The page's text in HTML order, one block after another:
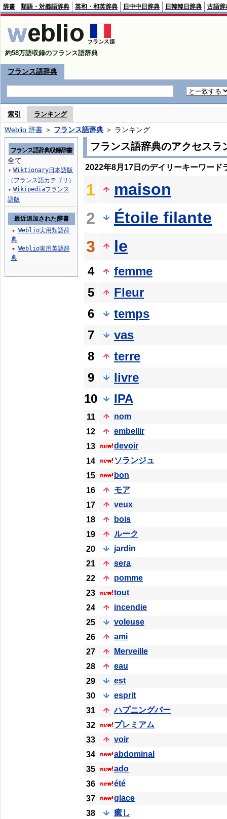
辞書 類語・対義語辞典 英和・和英辞典 日中中日辞典 日韓韓日辞典 古語辞
約58万語収録のフランス語辞典
フランス語辞典
索引 ランキング
Weblio 辞書 ＞ フランス語辞典 ＞ ランキング
フランス語辞典のアクセスラ
2022年8月17日のデイリーキーワード
1
maison
2
Étoile filante
3
le
4
femme
5
Fleur
6
temps
7
vas
8
terre
9
livre
10
IPA
11
nom
12
embellir
13
devoir
14
ソランジュ
15
bon
16
モア
17
veux
18
bois
19
ルーク
20
jardin
21
sera
22
pomme
23
tout
24
incendie
25
voleuse
26
ami
27
Merveille
28
eau
29
est
30
esprit
31
ハプニングバー
32
プレミアム
33
voir
34
abdominal
35
ado
36
été
37
glace
38
癒し
フランス語辞典収録辞書
全て
▼ Wiktionary日本語版
（フランス語カテゴリ）
▼ Wikipediaフランス
語版
最近追加された辞書
▼
Weblio実用類語辞
典
▼
Weblio実用英語辞
典